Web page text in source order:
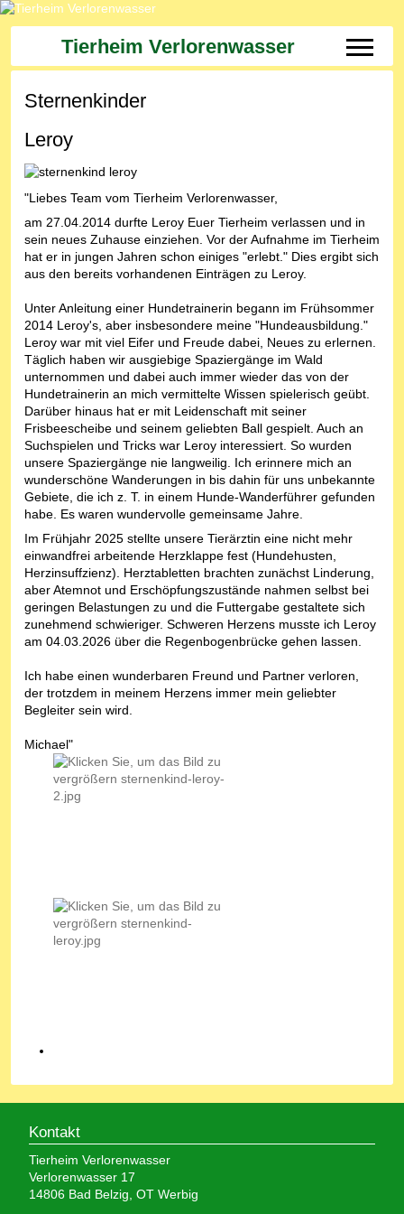
Tierheim Verlorenwasser Off-
Sternenkinder
Leroy
"Liebes Team vom Tierheim Verlorenwasser,
am 27.04.2014 durfte Leroy Euer Tierheim verlassen und in
sein neues Zuhause einziehen. Vor der Aufnahme im Tierheim
hat er in jungen Jahren schon einiges "erlebt." Dies ergibt sich
aus den bereits vorhandenen Einträgen zu Leroy.
Unter Anleitung einer Hundetrainerin begann im Frühsommer
2014 Leroy's, aber insbesondere meine "Hundeausbildung."
Leroy war mit viel Eifer und Freude dabei, Neues zu erlernen.
Täglich haben wir ausgiebige Spaziergänge im Wald
unternommen und dabei auch immer wieder das von der
Hundetrainerin an mich vermittelte Wissen spielerisch geübt.
Darüber hinaus hat er mit Leidenschaft mit seiner
Frisbeescheibe und seinem geliebten Ball gespielt. Auch an
Suchspielen und Tricks war Leroy interessiert. So wurden
unsere Spaziergänge nie langweilig. Ich erinnere mich an
wunderschöne Wanderungen in bis dahin für uns unbekannte
Gebiete, die ich z. T. in einem Hunde-Wanderführer gefunden
habe. Es waren wundervolle gemeinsame Jahre.
Im Frühjahr 2025 stellte unsere Tierärztin eine nicht mehr
einwandfrei arbeitende Herzklappe fest (Hundehusten,
Herzinsuffzienz). Herztabletten brachten zunächst Linderung,
aber Atemnot und Erschöpfungszustände nahmen selbst bei
geringen Belastungen zu und die Futtergabe gestaltete sich
zunehmend schwieriger. Schweren Herzens musste ich Leroy
am 04.03.2026 über die Regenbogenbrücke gehen lassen.
Ich habe einen wunderbaren Freund und Partner verloren,
der trotzdem in meinem Herzens immer mein geliebter
Begleiter sein wird.
Michael"
Kontakt
Tierheim Verlorenwasser
Verlorenwasser 17
14806 Bad Belzig, OT Werbig